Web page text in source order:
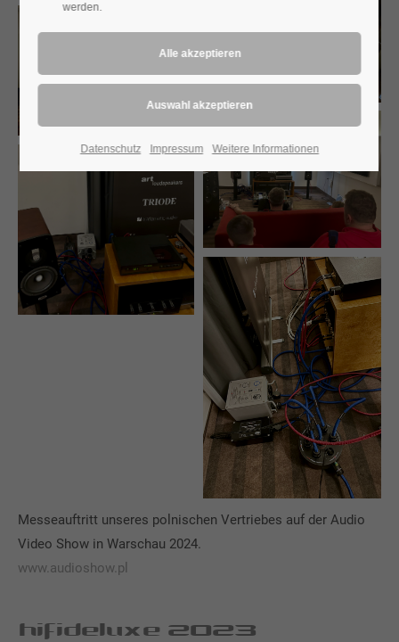
Messeauftritt unseres polnischen Vertriebes auf der Audio
Video Show in Warschau 2024.
www.audioshow.pl
hifideluxe 2023
werden.
Datenschutz Impressum Weitere Informationen